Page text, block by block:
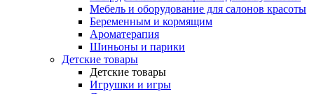
Мебель и оборудование для салонов красоты
Беременным и кормящим
Ароматерапия
Шиньоны и парики
Детские товары
Детские товары
Игрушки и игры